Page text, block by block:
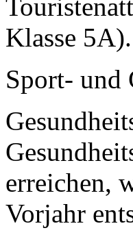
Klasse 5A).
Sport- und
erreichen,
Vorjahr